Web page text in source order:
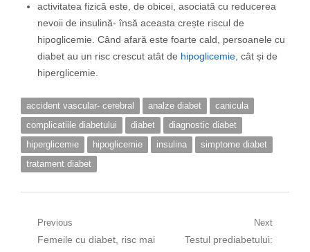
activitatea fizică este, de obicei, asociată cu reducerea
nevoii de insulină- însă aceasta crește riscul de
hipoglicemie. Când afară este foarte cald, persoanele cu
diabet au un risc crescut atât de hipoglicemie, cât și de
hiperglicemie.
accident vascular- cerebral analze diabet
canicula
complicatiile diabetului
diabet
diagnostic diabet
hiperglicemie
hipoglicemie insulina
simptome diabet
tratament diabet
Navigare
Previous
Previous
Femeile cu diabet, risc mai
Next
Next
Testul prediabetului: